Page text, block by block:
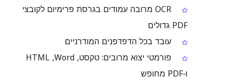
OCR מרובה עמודים בגרסת פרימיום לקובצי
PDF גדולים
עובד בכל הדפדפנים המודרניים
פורמטי יצוא מרובים: טקסט, Word, ‏HTML
ו‑PDF מחופש